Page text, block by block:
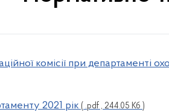
комісії при департаменті
2021 рік ( .pdf , 244.05 Кб )